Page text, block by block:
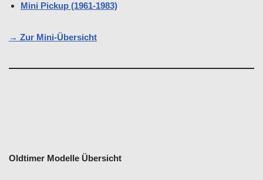
Mini Pickup (1961-1983)
→ Zur Mini-Übersicht
Oldtimer Modelle Übersicht